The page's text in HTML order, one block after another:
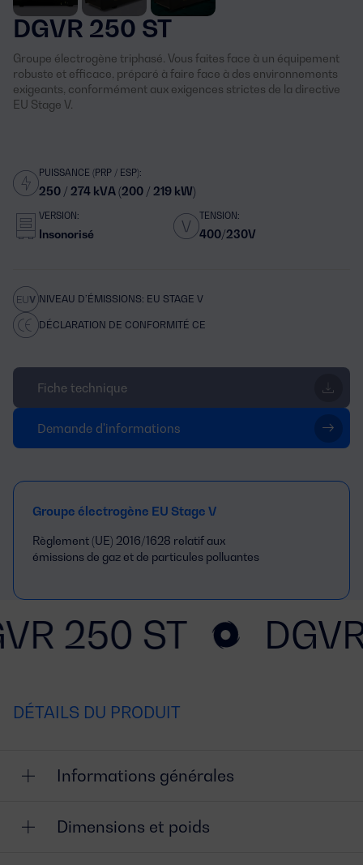
DGVR 250 ST
Groupe électrogène triphasé. Vous faites face à un équipement
robuste et efficace, préparé à faire face à des environnements
exigeants, conformément aux exigences strictes de la directive
EU Stage V.
PUISSANCE (PRP / ESP):
250 / 274 kVA (200 / 219 kW)
VERSION:
Insonorisé
TENSION:
400/230V
NIVEAU D’ÉMISSIONS: EU STAGE V
DÉCLARATION DE CONFORMITÉ CE
Fiche technique
Demande d'informations
Groupe électrogène EU Stage V
Règlement (UE) 2016/1628 relatif aux
émissions de gaz et de particules polluantes
250 ST
DÉTAILS DU PRODUIT
Informations générales
Dimensions et poids